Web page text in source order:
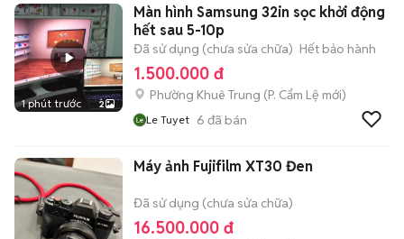
1 phút trước 2
Màn hình Samsung 32in sọc khởi động
hết sau 5-10p
Đã sử dụng (chưa sửa chữa) Hết bảo hành
1.500.000 đ
Phường Khuê Trung (P. Cẩm Lệ mới)
Le Tuyet 6 đã bán
Máy ảnh Fujifilm XT30 Đen
Đã sử dụng (chưa sửa chữa)
16.500.000 đ